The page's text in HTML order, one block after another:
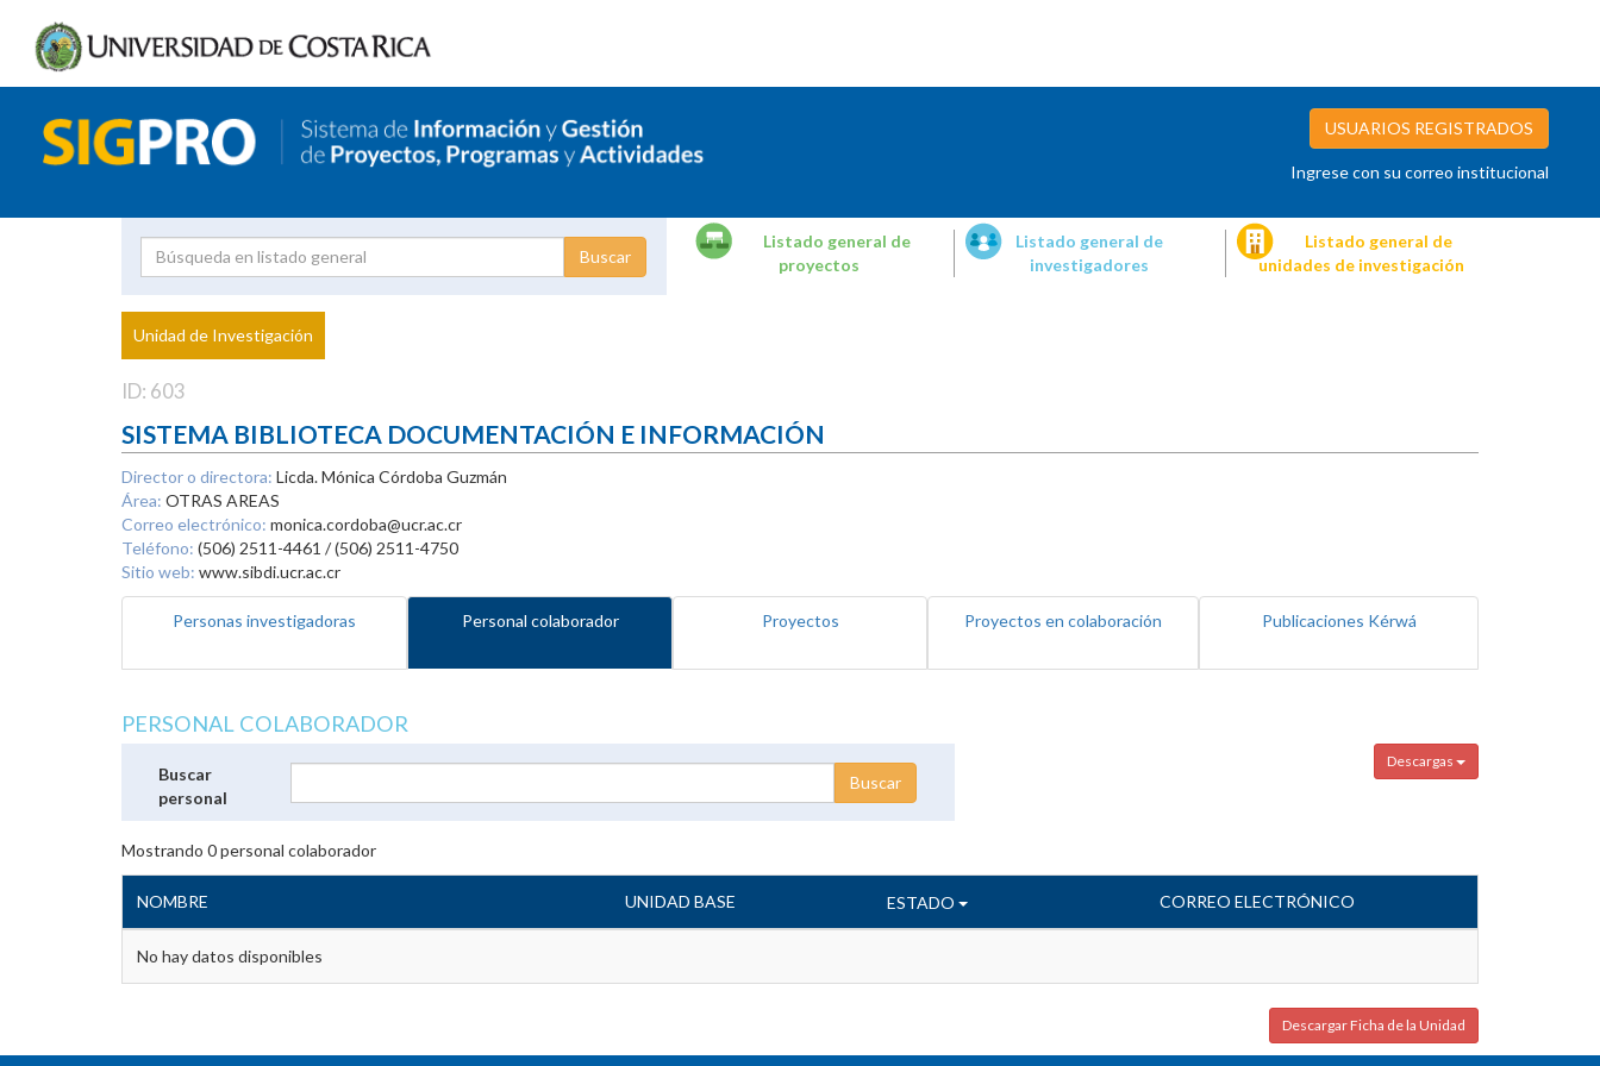
USUARIOS REGISTRADOS
Ingrese con su correo institucional
Proyecto
Investigador
Listado general de
proyectos
Listado general de
investigadores
Listado general de
unidades de investigación
Unidad de Investigación
ID: 603
SISTEMA BIBLIOTECA DOCUMENTACIÓN E INFORMACIÓN
Director o directora: Licda. Mónica Córdoba Guzmán
Área: OTRAS AREAS
Correo electrónico: monica.cordoba@ucr.ac.cr
Teléfono: (506) 2511-4461 / (506) 2511-4750
Sitio web: www.sibdi.ucr.ac.cr
Personas investigadoras Personal colaborador Proyectos Proyectos en colaboración Publicaciones Kérwá
PERSONAL COLABORADOR
Descargas
Buscar
personal
Mostrando 0personal colaborador
NOMBRE UNIDAD BASE ESTADO CORREO ELECTRÓNICO
No hay datos disponibles
Descargar Ficha de la Unidad